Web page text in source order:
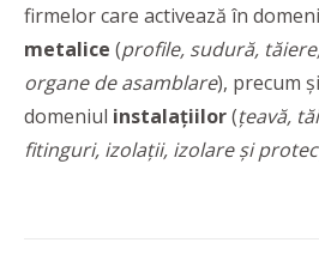
firmelor care activează în
metalice (profile, sudură,
organe de asamblare), precum
domeniul instalațiilor(țeavă,
fitinguri, izolații, izolare și